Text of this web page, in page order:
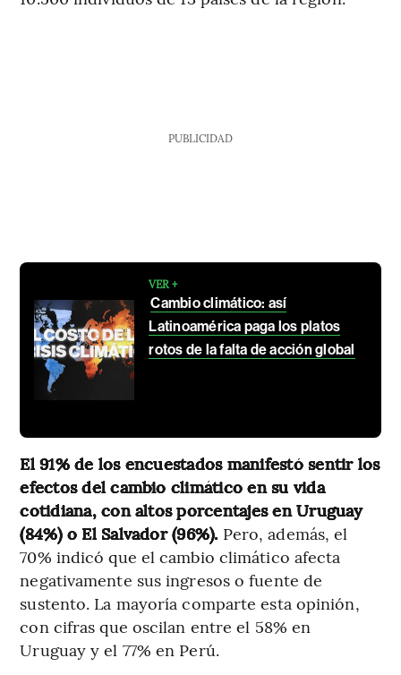
PUBLICIDAD
VER +
Cambio climático: así
Latinoamérica paga los platos
rotos de la falta de acción global
El 91% de los encuestados manifestó sentir los
efectos del cambio climático en su vida
cotidiana, con altos porcentajes en Uruguay
(84%) o El Salvador (96%). Pero, además, el
70% indicó que el cambio climático afecta
negativamente sus ingresos o fuente de
sustento. La mayoría comparte esta opinión,
con cifras que oscilan entre el 58% en
Uruguay y el 77% en Perú.